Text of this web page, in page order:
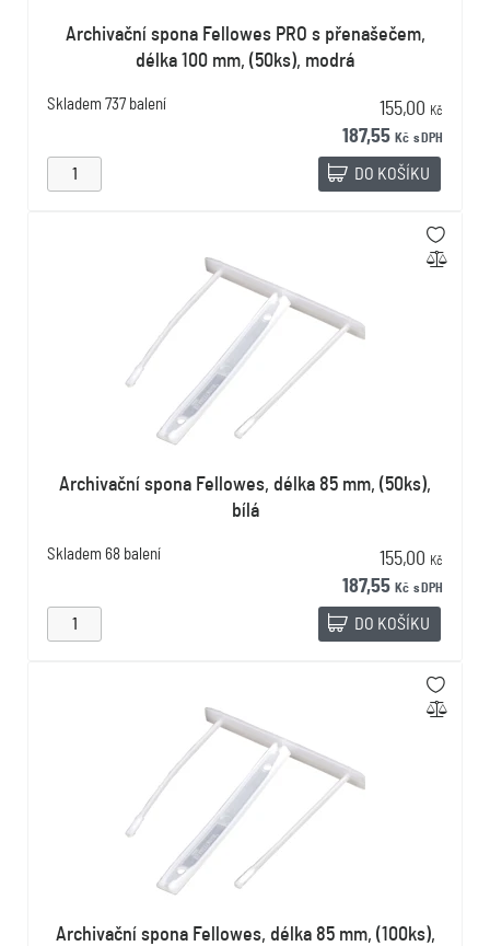
Archivační spona Fellowes PRO s přenašečem,
délka 100 mm, (50ks), modrá
Skladem 737 balení 155,00 Kč
187,55 Kč s DPH
DO KOŠÍKU
Archivační spona Fellowes, délka 85 mm, (50ks),
bílá
Skladem 68 balení 155,00 Kč
187,55 Kč s DPH
DO KOŠÍKU
Archivační spona Fellowes, délka 85 mm, (100ks),